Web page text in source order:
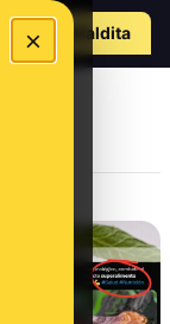
×
Hazte Maldito
a